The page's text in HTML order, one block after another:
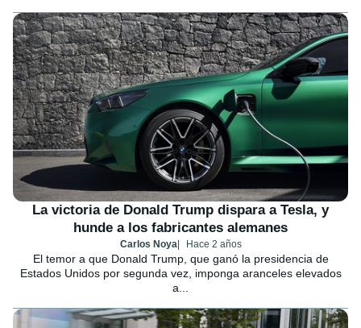
La victoria de Donald Trump dispara a Tesla, y
hunde a los fabricantes alemanes
Carlos Noya Hace 2 años
El temor a que Donald Trump, que ganó la presidencia de
Estados Unidos por segunda vez, imponga aranceles elevados
a...